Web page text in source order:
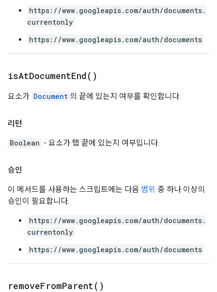
https://www.googleapis.com/auth/documents.
currentonly
https://www.googleapis.com/auth/documents
isAtDocumentEnd( )
요소가 Document 의 끝에 있는지 여부를 확인합니다.
리턴
Boolean - 요소가 탭 끝에 있는지 여부입니다.
승인
이 메서드를 사용하는 스크립트에는 다음 범위 중 하나 이상의
승인이 필요합니다.
https://www.googleapis.com/auth/documents.
currentonly
https://www.googleapis.com/auth/documents
removeFromParent( )